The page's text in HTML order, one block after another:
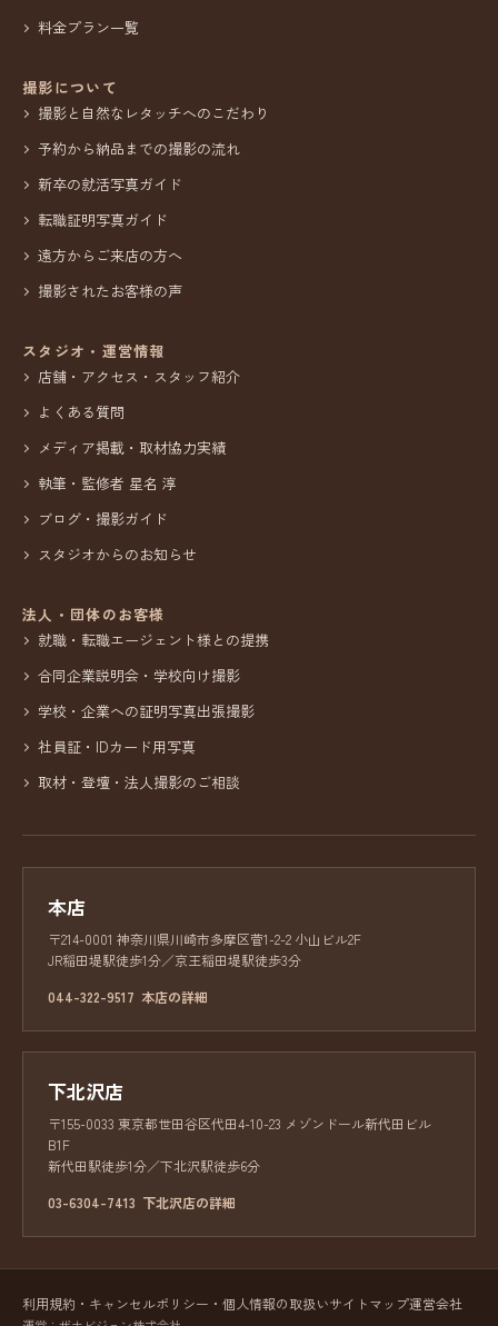
料金プラン一覧
撮影について
撮影と自然なレタッチへのこだわり
予約から納品までの撮影の流れ
新卒の就活写真ガイド
転職証明写真ガイド
遠方からご来店の方へ
撮影されたお客様の声
スタジオ・運営情報
店舗・アクセス・スタッフ紹介
よくある質問
メディア掲載・取材協力実績
執筆・監修者 星名 淳
ブログ・撮影ガイド
スタジオからのお知らせ
法人・団体のお客様
就職・転職エージェント様との提携
合同企業説明会・学校向け撮影
学校・企業への証明写真出張撮影
社員証・IDカード用写真
取材・登壇・法人撮影のご相談
本店
〒214-0001 神奈川県川崎市多摩区菅1-2-2 小山ビル2F
JR稲田堤駅徒歩1分／京王稲田堤駅徒歩3分
044-322-9517 本店の詳細
下北沢店
〒155-0033 東京都世田谷区代田4-10-23 メゾンドール新代田ビル
B1F
新代田駅徒歩1分／下北沢駅徒歩6分
03-6304-7413 下北沢店の詳細
利用規約・キャンセルポリシー・個人情報の取扱いサイトマップ運営会社